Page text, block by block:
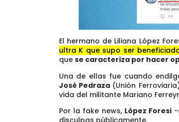
El hermano de Liliana López
ultra K que supo ser
que se caracteriza por hacer
Una de ellas fue cuando
José Pedraza (Unión
vida del militante Mariano
Por la fake news, López Foresi-